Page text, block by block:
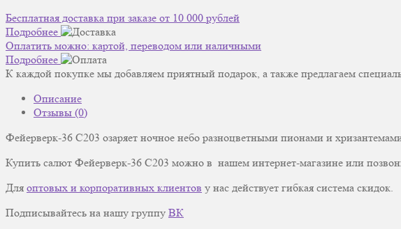
Бесплатная доставка при заказе от 10 000 рублей
Подробнее
Оплатить можно: картой, переводом или наличными
Подробнее
К каждой покупке мы добавляем приятный подарок, а также предлагаем
Описание
Отзывы (0)
Фейерверк-36 C203 озаряет ночное небо разноцветными пионами и
Купить салют Фейерверк-36 C203 можно в нашем интернет-магазине или
Для оптовых и корпоративных клиентов у нас действует гибкая система скидок.
Подписывайтесь на нашу группу ВК